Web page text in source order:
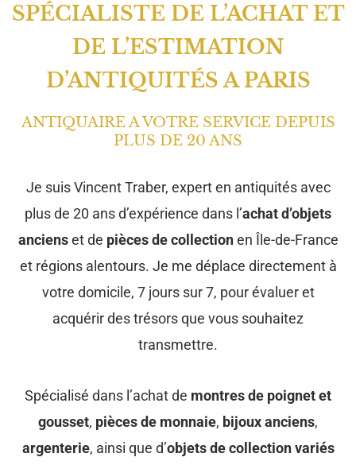
SPÉCIALISTE DE L’ACHAT ET
DE L’ESTIMATION
D’ANTIQUITÉS A PARIS
ANTIQUAIRE A VOTRE SERVICE DEPUIS
PLUS DE 20 ANS
Je suis Vincent Traber, expert en antiquités avec
plus de 20 ans d’expérience dans l’achat d’objets
ancienset de pièces de collection en Île-de-France
et régions alentours. Je me déplace directement à
votre domicile, 7 jours sur 7, pour évaluer et
acquérir des trésors que vous souhaitez
transmettre.
Spécialisé dans l’achat de montres de poignet et
gousset, pièces de monnaie, bijoux anciens,
argenterie, ainsi que d’objets de collection variés